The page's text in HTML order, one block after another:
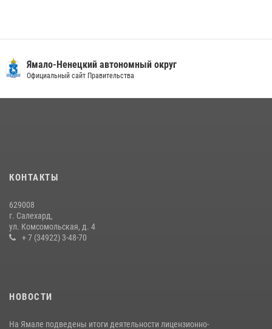
Сотрудники СОБР «Варк» повышают боевое мастерство на Ямале
На Ямале подведены итоги работы вневедомственной охраны
14 июля 2026, 06:53
Ямало-Ненецкий автономный округ
Официальный сайт Правительства
КОНТАКТЫ
629008
г. Салехард,
ул. Комсомольская, д. 4
+ 7 (34922) 3-48-70
НОВОСТИ
На Ямале подведены итоги деятельности лицензионно-